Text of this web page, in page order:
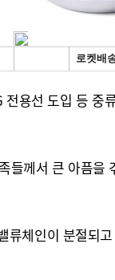
용선 도입 등
께서 큰 아픔
체인이 분절